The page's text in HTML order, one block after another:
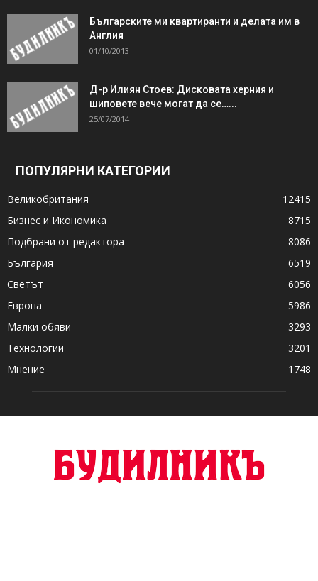
Българските ми квартиранти и делата им в
Англия
01/10/2013
Д-р Илиян Стоев: Дисковата херния и
шиповете вече могат да се…...
25/07/2014
ПОПУЛЯРНИ КАТЕГОРИИ
Великобритания
12415
Бизнес и Икономика
8715
Подбрани от редактора
8086
България
6519
Светът
6056
Европа
5986
Малки обяви
3293
Технологии
3201
Мнение
1748